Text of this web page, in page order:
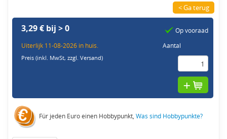
< Ga terug
3,29 € bij > 0
Uiterlijk 11-08-2026 in huis.
Preis (inkl. MwSt,zzgl. Versand)
Op vooraad
Aantal
Für jeden Euro einen Hobbypunkt,Was sind Hobbypunkte?